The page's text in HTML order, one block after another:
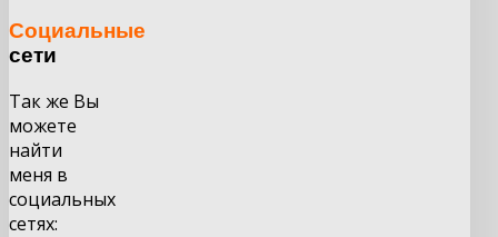
Социальные
сети
Так же Вы
можете
найти
меня в
социальных
сетях: